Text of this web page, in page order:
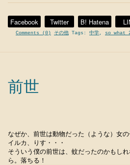
Facebook Twitter B! Hatena
Comments (0) その他 Tags: 中学, so what
前世
なぜか、前世は動物だった（ような）女
イルカ、りす・・・
そういう僕の前世は、蚊だったのかもし
ら。落ちる！